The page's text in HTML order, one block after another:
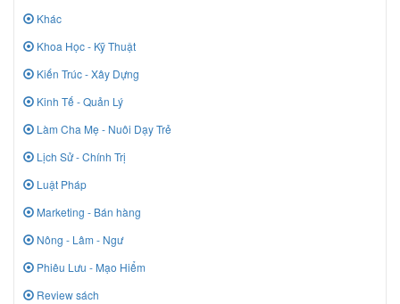
Khác
Khoa Học - Kỹ Thuật
Kiến Trúc - Xây Dựng
Kinh Tế - Quản Lý
Làm Cha Mẹ - Nuôi Dạy Trẻ
Lịch Sử - Chính Trị
Luật Pháp
Marketing - Bán hàng
Nông - Lâm - Ngư
Phiêu Lưu - Mạo Hiểm
Review sách